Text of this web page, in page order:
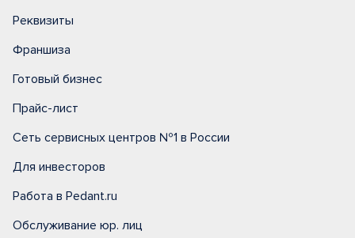
Реквизиты
Франшиза
Готовый бизнес
Прайс-лист
Сеть сервисных центров №1 в России
Для инвесторов
Работа в Pedant.ru
Обслуживание юр. лиц